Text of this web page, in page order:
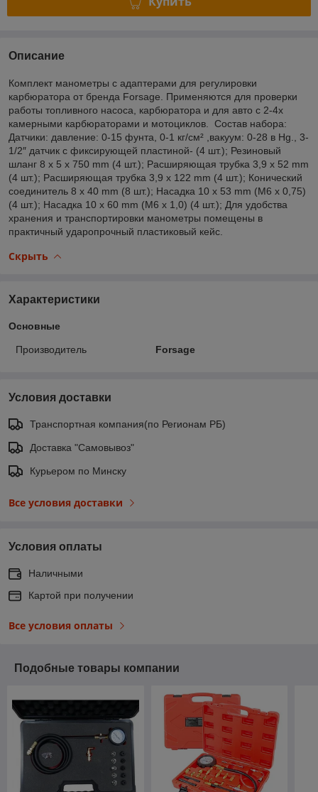
Описание
Комплект манометры с адаптерами для регулировки
карбюратора от бренда Forsage. Применяются для проверки
работы топливного насоса, карбюратора и для авто с 2-4х
камерными карбюраторами и мотоциклов. Состав набора:
Датчики: давление: 0-15 фунта, 0-1 кг/см² ,вакуум: 0-28 в Hg., 3-
1/2″ датчик с фиксирующей пластиной- (4 шт.); Резиновый
шланг 8 х 5 х 750 mm (4 шт.); Расширяющая трубка 3,9 х 52 mm
(4 шт.); Расширяющая трубка 3,9 х 122 mm (4 шт.); Конический
соединитель 8 х 40 mm (8 шт.); Насадка 10 х 53 mm (М6 х 0,75)
(4 шт.); Насадка 10 х 60 mm (М6 х 1,0) (4 шт.); Для удобства
хранения и транспортировки манометры помещены в
практичный ударопрочный пластиковый кейс.
Скрыть
Характеристики
Основные
Производитель Forsage
Условия доставки
Транспортная компания(по Регионам РБ)
Доставка "Самовывоз"
Курьером по Минску
Все условия доставки
Условия оплаты
Наличными
Картой при получении
Все условия оплаты
Подобные товары компании